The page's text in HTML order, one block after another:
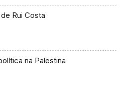
Rui Costa
na Palestina